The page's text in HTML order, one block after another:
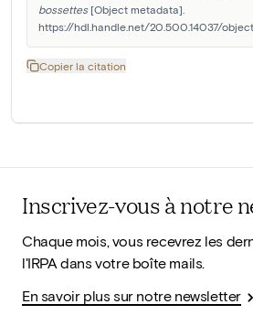
bossettes [Object metadata].
https://hdl.handle.net/20.500.14037/
Copier la citation
Inscrivez-vous à notre
Chaque mois, vous recevrez les
l'IRPA dans votre boîte mails.
En savoir plus sur notre newsletter